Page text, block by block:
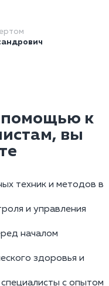
помощью к
вы
техник и методов в
и управления
началом
здоровья и
с опытом